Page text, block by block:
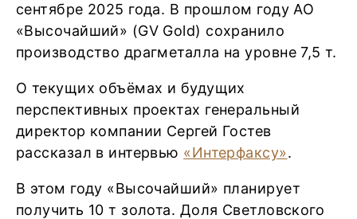
сентябре 2025 года. В прошлом году АО
«Высочайший» (GV Gold) сохранило
производство драгметалла на уровне 7,5 т.
О текущих объёмах и будущих
перспективных проектах генеральный
директор компании Сергей Гостев
рассказал в интервью «Интерфаксу».
В этом году «Высочайший» планирует
получить 10 т золота. Доля Светловского